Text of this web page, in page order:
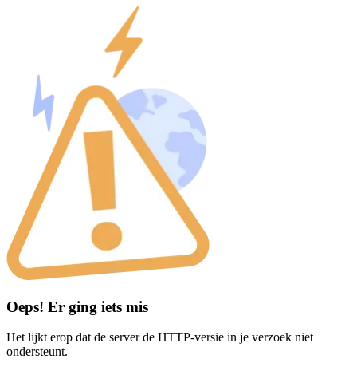
Oeps! Er ging iets mis
Het lijkt erop dat de server de HTTP-versie in je verzoek niet
ondersteunt.